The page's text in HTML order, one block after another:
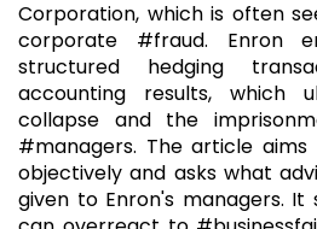
Corporation, which is often
corporate #fraud. Enron
structured hedging
accounting results, which
collapse and the
#managers. The article
objectively and asks what
given to Enron's managers.